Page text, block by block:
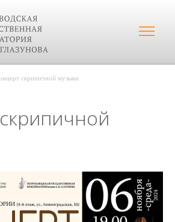
скрипичной музыки